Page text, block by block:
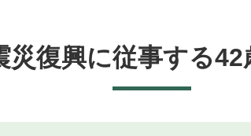
復興に従事する42